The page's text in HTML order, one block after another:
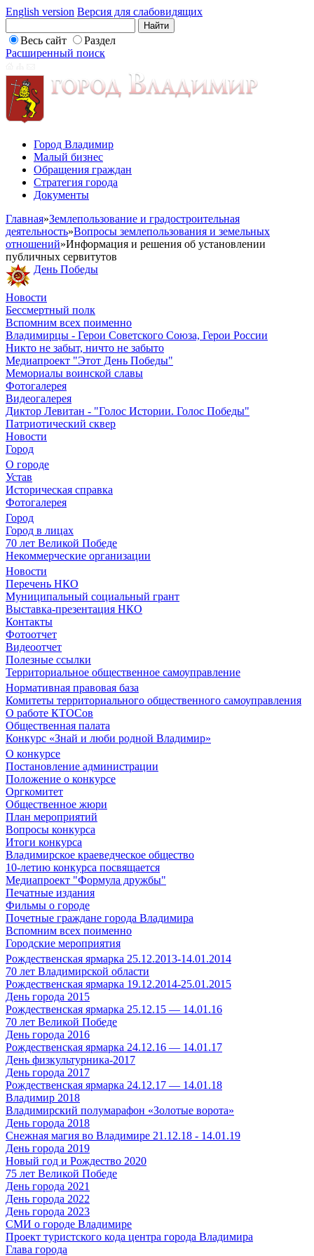
English version Версия для слабовидящих
Весь сайт
Раздел
Расширенный поиск
Город Владимир
Малый бизнес
Обращения граждан
Стратегия города
Документы
Главная»Землепользование и градостроительная
деятельность»Вопросы землепользования и земельных
отношений»Информация и решения об установлении
публичных сервитутов
День Победы
Новости
Бессмертный полк
Вспомним всех поименно
Владимирцы - Герои Советского Союза, Герои России
Никто не забыт, ничто не забыто
Медиапроект "Этот День Победы"
Мемориалы воинской славы
Фотогалерея
Видеогалерея
Диктор Левитан - "Голос Истории. Голос Победы"
Патриотический сквер
Новости
Город
О городе
Устав
Историческая справка
Фотогалерея
Город
Город в лицах
70 лет Великой Победе
Некоммерческие организации
Новости
Перечень НКО
Муниципальный социальный грант
Выставка-презентация НКО
Контакты
Фотоотчет
Видеоотчет
Полезные ссылки
Территориальное общественное самоуправление
Нормативная правовая база
Комитеты территориального общественного самоуправления
О работе КТОСов
Общественная палата
Конкурс «Знай и люби родной Владимир»
О конкурсе
Постановление администрации
Положение о конкурсе
Оргкомитет
Общественное жюри
План мероприятий
Вопросы конкурса
Итоги конкурса
Владимирское краеведческое общество
10-летию конкурса посвящается
Медиапроект "Формула дружбы"
Печатные издания
Фильмы о городе
Почетные граждане города Владимира
Вспомним всех поименно
Городские мероприятия
Рождественская ярмарка 25.12.2013-14.01.2014
70 лет Владимирской области
Рождественская ярмарка 19.12.2014-25.01.2015
День города 2015
Рождественская ярмарка 25.12.15 — 14.01.16
70 лет Великой Победе
День города 2016
Рождественская ярмарка 24.12.16 — 14.01.17
День физкультурника-2017
День города 2017
Рождественская ярмарка 24.12.17 — 14.01.18
Владимир 2018
Владимирский полумарафон «Золотые ворота»
День города 2018
Снежная магия во Владимире 21.12.18 - 14.01.19
День города 2019
Новый год и Рождество 2020
75 лет Великой Победе
День города 2021
День города 2022
День города 2023
СМИ о городе Владимире
Проект туристского кода центра города Владимира
Глава города